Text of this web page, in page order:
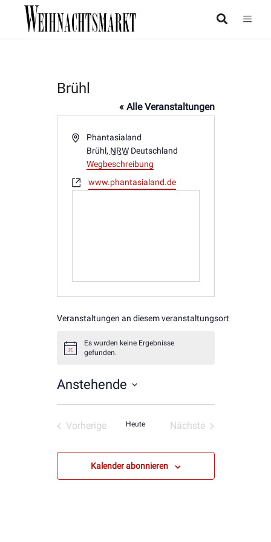
Brühl
« Alle Veranstaltungen
AdressePhantasialand
Brühl, NRW Deutschland
Wegbeschreibung
Webseitewww.phantasialand.de
Veranstaltungen an diesem veranstaltungsort
Hinweis
Es wurden keine Ergebnisse
gefunden.
Anstehende
Datum
wählen.
Vorherige
Heute
Nächste
Kalender abonnieren